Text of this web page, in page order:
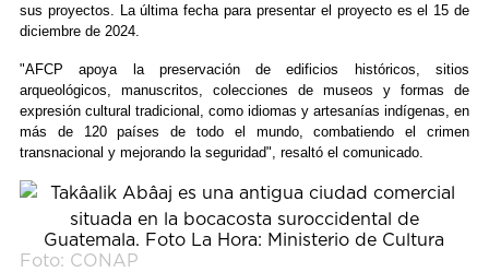
sus proyectos. La última fecha para presentar el proyecto es el 15 de
diciembre de 2024.
"AFCP apoya la preservación de edificios históricos, sitios
arqueológicos, manuscritos, colecciones de museos y formas de
expresión cultural tradicional, como idiomas y artesanías indígenas, en
más de 120 países de todo el mundo, combatiendo el crimen
transnacional y mejorando la seguridad", resaltó el comunicado.
Foto: CONAP